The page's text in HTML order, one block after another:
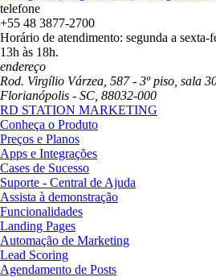
telefone
+55 48 3877-2700
Horário de atendimento: segunda a sexta-
13h às 18h.
endereço
Rod. Virgílio Várzea, 587 - 3º piso, sala
Florianópolis - SC, 88032-000
RD STATION MARKETING
Conheça o Produto
Preços e Planos
Apps e Integrações
Cases de Sucesso
Suporte - Central de Ajuda
Assista à demonstração
Funcionalidades
Landing Pages
Automação de Marketing
Lead Scoring
Agendamento de Posts